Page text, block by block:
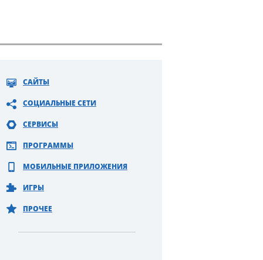
САЙТЫ
СОЦИАЛЬНЫЕ СЕТИ
СЕРВИСЫ
ПРОГРАММЫ
МОБИЛЬНЫЕ ПРИЛОЖЕНИЯ
ИГРЫ
ПРОЧЕЕ